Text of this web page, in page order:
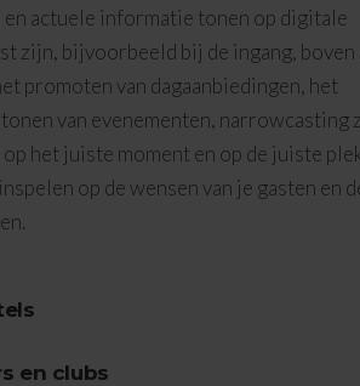
actuele informatie tonen op digitale
zijn, bijvoorbeeld bij de ingang, boven
promoten van dagaanbiedingen, het
van evenementen, narrowcasting
het juiste moment en op de juiste
op de wensen van je gasten en
en clubs